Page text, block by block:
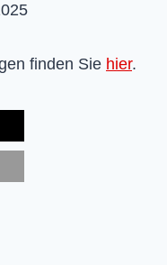
finden Sie hier.